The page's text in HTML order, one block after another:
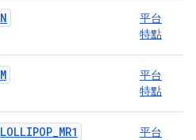
N
平台
特點
M
平台
特點
LOLLIPOP_MR1
平台